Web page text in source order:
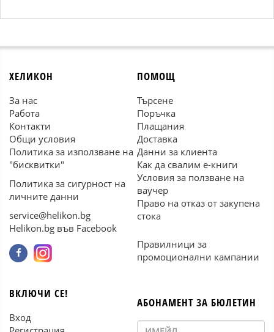
ХЕЛИКОН
За нас
Работа
Контакти
Общи условия
Политика за използване на
"бисквитки"
Политика за сигурност на
личните данни
service@helikon.bg
Helikon.bg във Facebook
ПОМОЩ
Търсене
Поръчка
Плащания
Доставка
Данни за клиента
Как да свалим е-книги
Условия за ползване на
ваучер
Право на отказ от закупена
стока
Правилници за
промоционални кампании
ВКЛЮЧИ СЕ!
Вход
АБОНАМЕНТ ЗА БЮЛЕТИН